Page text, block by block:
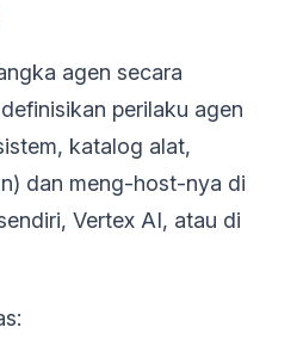
agen secara
perilaku agen
katalog alat,
dan meng-host-nya di
Vertex AI, atau di